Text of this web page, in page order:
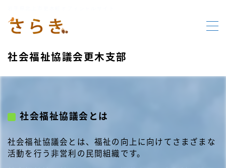
MENU
行事案内
社会福祉協議会更木支部
社会福祉協議会とは
社会福祉協議会とは、福祉の向上に向けてさまざまな
活動を行う非営利の民間組織です。